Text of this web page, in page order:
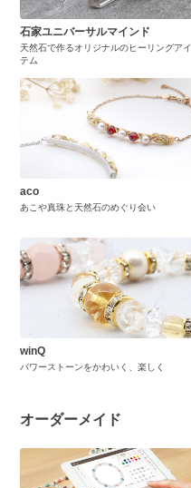
石家ユニバーサルマインド
天然石で作るオリジナルのヒーリングアイ
テム
aco
あこや真珠と天然石のめぐり会い
winQ
パワーストーンをかわいく、楽しく
オーダーメイド